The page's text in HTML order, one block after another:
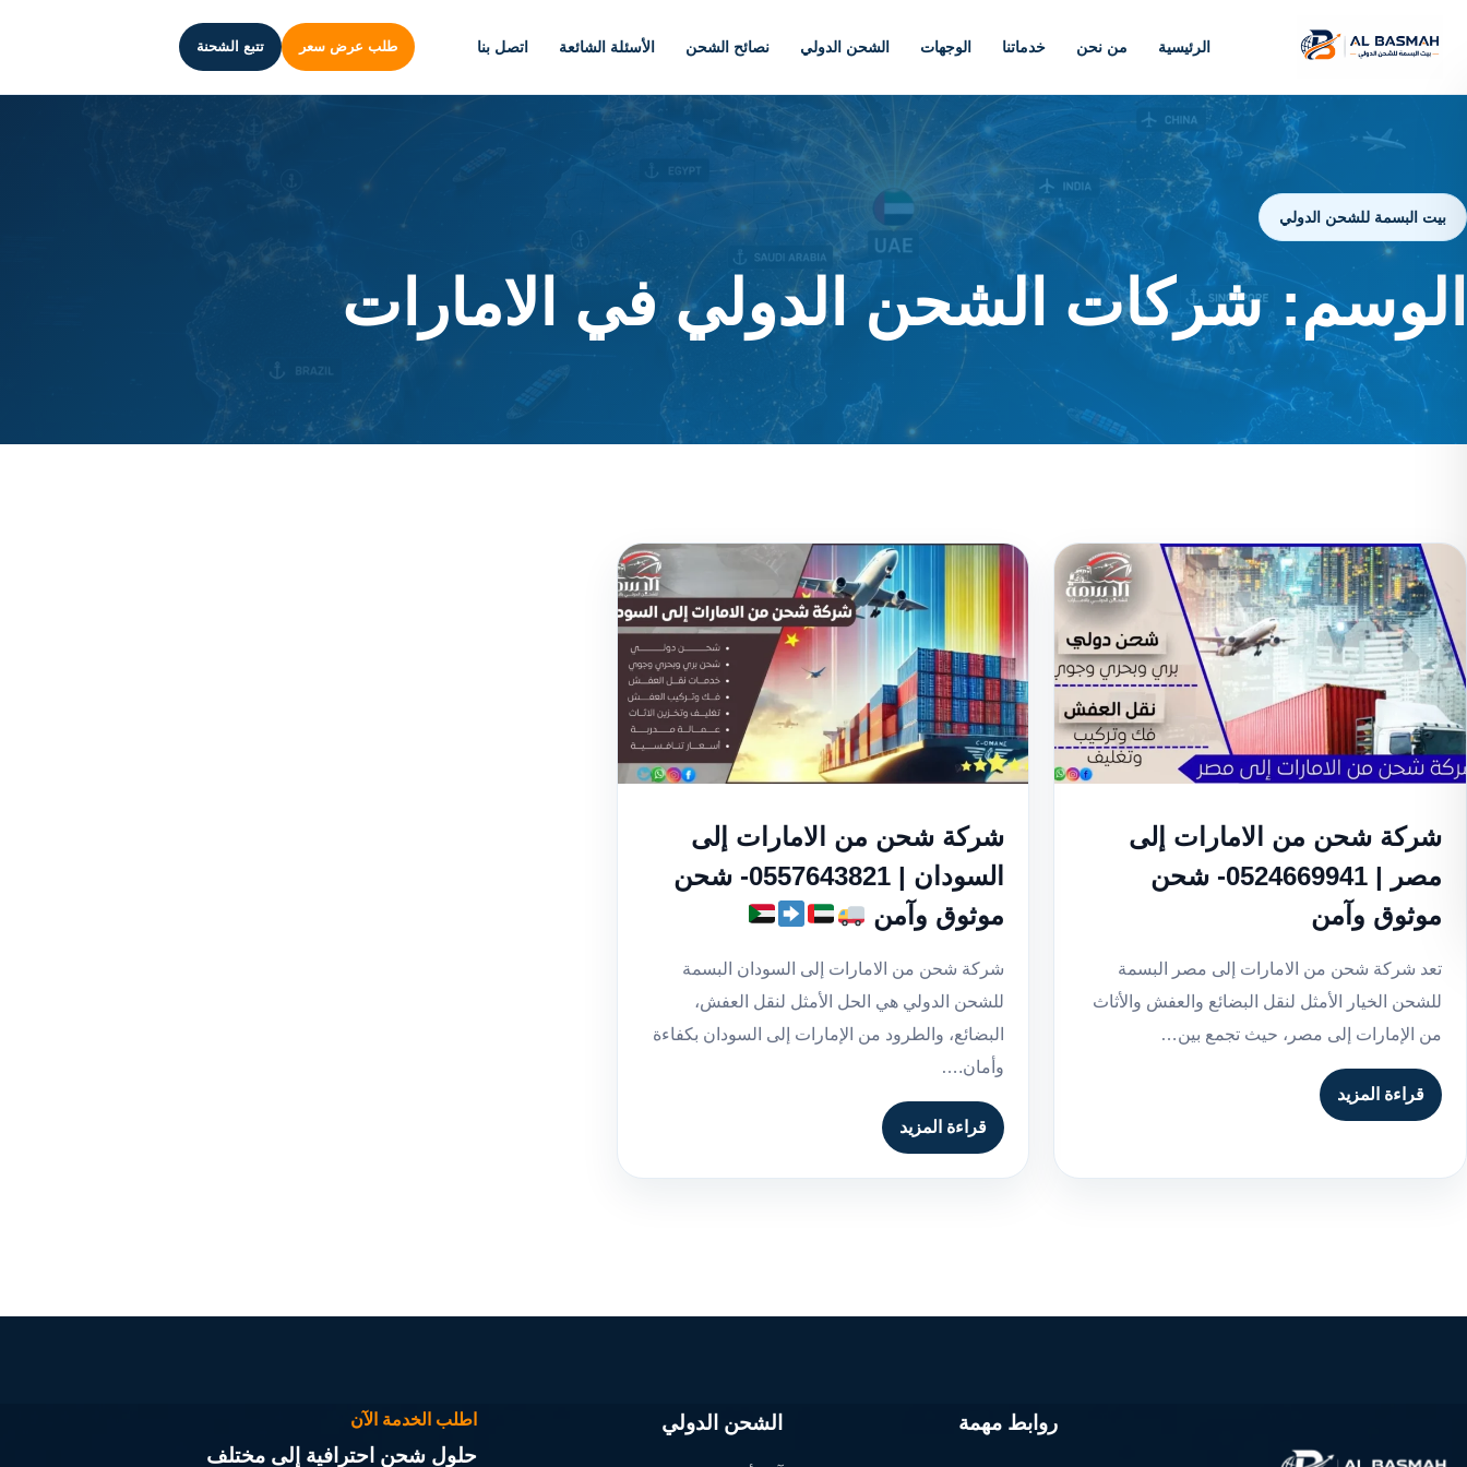
الرئيسية من نحن خدماتنا الوجهات الشحن الدولي نصائح الشحن الأسئلة الشائعة اتصل بنا طلب عرض سعر تتبع الشحنة
بيت البسمة للشحن الدولي
الوسم:شركات الشحن الدولي في الامارات
شركة شحن من الامارات إلى
مصر | 0524669941- شحن
موثوق وآمن
تعد شركة شحن من الامارات إلى مصر البسمة
للشحن الخيار الأمثل لنقل البضائع والعفش والأثاث
من الإمارات إلى مصر، حيث تجمع بين…
قراءة المزيد
شركة شحن من الامارات إلى
السودان | 0557643821- شحن
موثوق وآمن
شركة شحن من الامارات إلى السودان البسمة
للشحن الدولي هي الحل الأمثل لنقل العفش،
البضائع، والطرود من الإمارات إلى السودان بكفاءة
وأمان.…
قراءة المزيد
روابط مهمة الشحن الدولي اطلب الخدمة الآن
حلول شحن احترافية إلى مختلف